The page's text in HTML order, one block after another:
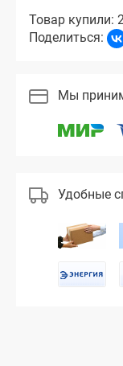
Товар купили: 2
Поделиться:
Мы
Удобные